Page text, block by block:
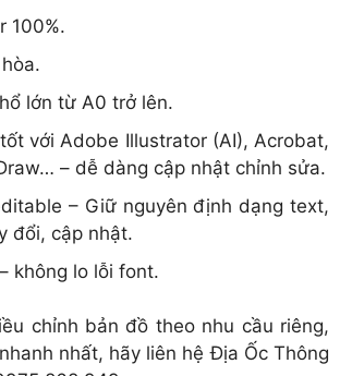
100%.
lớn từ A0 trở lên.
với Adobe Illustrator (AI), Acrobat,
– dễ dàng cập nhật chỉnh sửa.
– Giữ nguyên định dạng text,
đổi, cập nhật.
không lo lỗi font.
chỉnh bản đồ theo nhu cầu riêng,
nhất, hãy liên hệ Địa Ốc Thông